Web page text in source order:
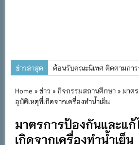
ข่าวล่าสุด
ต้อนรับคณะนิเทศ ติดตามการ
การอบรมการจัดทำแผนพัฒน
สำนักงานเขตพื้นที่การศึกษา
พิธีถวายเครื่องราชสักการะ ว
Home »ข่าว »กิจกรรมสถานศึกษา » มาต
อุบัติเหตุที่เกิดจากเครื่องทำน้ำเย็น
มาตรการป้องกันและแก้
เกิดจากเครื่องทำน้ำเย็น